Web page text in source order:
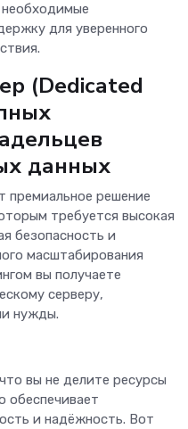
для уверенного
(Dedicated
данных
премиальное решение
требуется высокая
безопасность и
масштабирования
вы получаете
серверу,
нужды.
вы не делите ресурсы
обеспечивает
и надёжность. Вот